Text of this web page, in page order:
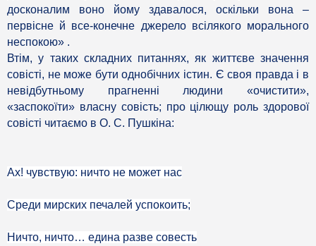
досконалим воно йому здавалося, оскільки вона –
первісне й все-конечне джерело всілякого морального
неспокою» .
Втім, у таких складних питаннях, як життєве значення
совісті, не може бути однобічних істин. Є своя правда і в
невідбутньому прагненні людини «очистити»,
«заспокоїти» власну совість; про цілющу роль здорової
совісті читаємо в О. С. Пушкіна:
Ах! чувствую: ничто не может нас
Среди мирских печалей успокоить;
Ничто, ничто… едина разве совесть